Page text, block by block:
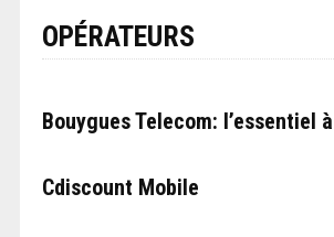
OPÉRATEURS
Bouygues Telecom: l’essentiel
Cdiscount Mobile